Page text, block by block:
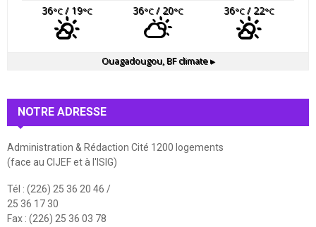
36°C/ 19°C 36°C/ 20°C 36°C/ 22°C
Ouagadougou, BFclimate ▸
NOTRE ADRESSE
Administration & Rédaction Cité 1200 logements
(face au CIJEF et à l'ISIG)
Tél : (226) 25 36 20 46 /
25 36 17 30
Fax : (226) 25 36 03 78